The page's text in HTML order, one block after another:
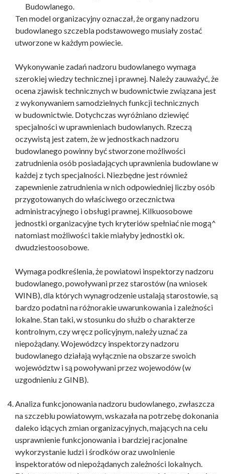
Budowlanego.
Ten model organizacyjny oznaczał, że organy nadzoru
budowlanego szczebla podstawowego musiały zostać
utworzone w każdym powiecie.
Wykonywanie zadań nadzoru budowlanego wymaga
szerokiej wiedzy technicznej i prawnej. Należy zauważyć, że
ocena zjawisk technicznych w budownictwie związana jest
z wykonywaniem samodzielnych funkcji technicznych
w budownictwie. Dotychczas wyróżniano dziewięć
specjalności w uprawnieniach budowlanych. Rzeczą
oczywistą jest zatem, że w jednostkach nadzoru
budowlanego powinny być stworzone możliwości
zatrudnienia osób posiadających uprawnienia budowlane w
każdej z tych specjalności. Niezbędne jest również
zapewnienie zatrudnienia w nich odpowiedniej liczby osób
przygotowanych do właściwego orzecznictwa
administracyjnego i obsługi prawnej. Kilkuosobowe
jednostki organizacyjne tych kryteriów spełniać nie mogą^
natomiast możliwości takie miałyby jednostki ok.
dwudziestoosobowe.
Wymaga podkreślenia, że powiatowi inspektorzy nadzoru
budowlanego, powoływani przez starostów (na wniosek
WINB), dla których wynagrodzenie ustalają starostowie, są
bardzo podatni na różnorakie uwarunkowania i zależności
lokalne. Stan taki, w stosunku do służb o charakterze
kontrolnym, czy wręcz policyjnym, należy uznać za
niepożądany. Wojewódzcy inspektorzy nadzoru
budowlanego działają wyłącznie na obszarze swoich
województw i są powoływani przez wojewodów (w
uzgodnieniu z GINB).
Analiza funkcjonowania nadzoru budowlanego, zwłaszcza
na szczeblu powiatowym, wskazała na potrzebę dokonania
daleko idących zmian organizacyjnych, mających na celu
usprawnienie funkcjonowania i bardziej racjonalne
wykorzystanie ludzi i środków oraz uwolnienie
inspektoratów od niepożądanych zależności lokalnych.